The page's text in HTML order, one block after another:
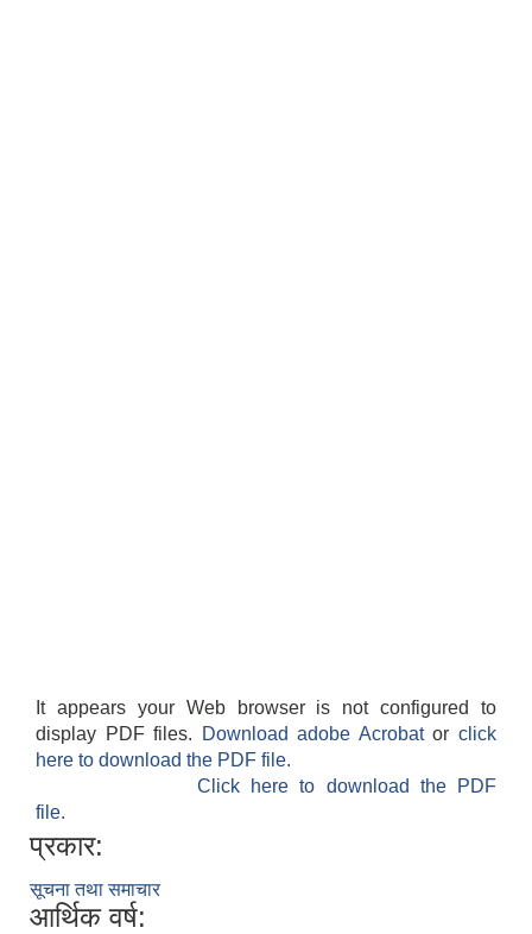
It appears your Web browser is not configured to
display PDF files.
Download adobe Acrobatorclick
here to download the PDF file.
Click here to download the PDF
file.
प्रकार:
सूचना तथा समाचार
आर्थिक वर्ष: